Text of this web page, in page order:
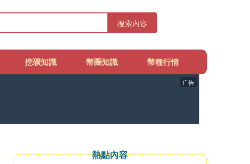
搜索內容
挖礦知識 幣圈知識 幣種行情
广告
熱點內容